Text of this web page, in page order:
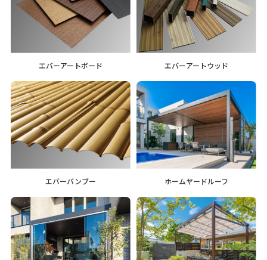
エバーアートボード エバーアートウッド
エバーバンブー ホームヤードルーフ